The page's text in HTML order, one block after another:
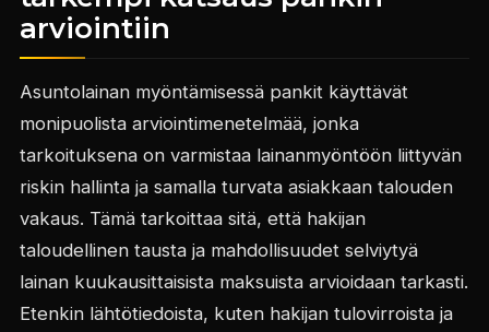
arviointiin
Asuntolainan myöntämisessä pankit käyttävät
monipuolista arviointimenetelmää, jonka
tarkoituksena on varmistaa lainanmyöntöön liittyvän
riskin hallinta ja samalla turvata asiakkaan talouden
vakaus. Tämä tarkoittaa sitä, että hakijan
taloudellinen tausta ja mahdollisuudet selviytyä
lainan kuukausittaisista maksuista arvioidaan tarkasti.
Etenkin lähtötiedoista, kuten hakijan tulovirroista ja